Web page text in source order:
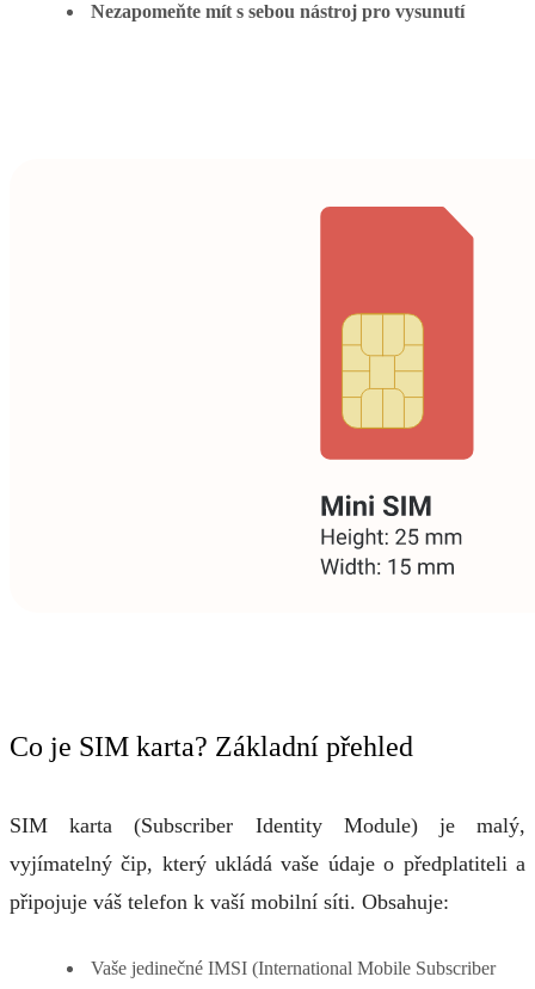
Nezapomeňte mít s sebou nástroj pro vysunutí
Co je SIM karta? Základní přehled
SIM karta (Subscriber Identity Module) je malý,
vyjímatelný čip, který ukládá vaše údaje o předplatiteli a
připojuje váš telefon k vaší mobilní síti. Obsahuje:
Vaše jedinečné IMSI (International Mobile Subscriber